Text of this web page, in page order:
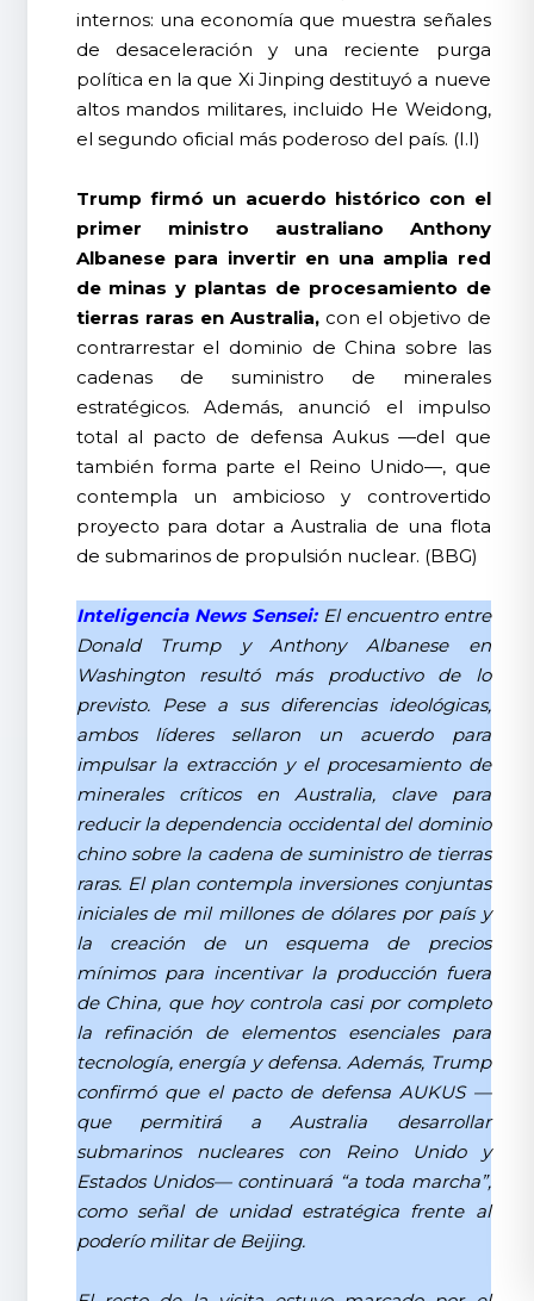
internos: una economía que muestra señales
de desaceleración y una reciente purga
política en la que Xi Jinping destituyó a nueve
altos mandos militares, incluido He Weidong,
el segundo oficial más poderoso del país. (I.I)
Trump firmó un acuerdo histórico con el
primer ministro australiano Anthony
Albanese para invertir en una amplia red
de minas y plantas de procesamiento de
tierras raras en Australia,con el objetivo de
contrarrestar el dominio de China sobre las
cadenas de suministro de minerales
estratégicos. Además, anunció el impulso
total al pacto de defensa Aukus —del que
también forma parte el Reino Unido—, que
contempla un ambicioso y controvertido
proyecto para dotar a Australia de una flota
de submarinos de propulsión nuclear. (BBG)
Inteligencia News Sensei:El encuentro entre
Donald Trump y Anthony Albanese en
Washington resultó más productivo de lo
previsto. Pese a sus diferencias ideológicas,
ambos líderes sellaron un acuerdo para
impulsar la extracción y el procesamiento de
minerales críticos en Australia, clave para
reducir la dependencia occidental del dominio
chino sobre la cadena de suministro de tierras
raras. El plan contempla inversiones conjuntas
iniciales de mil millones de dólares por país y
la creación de un esquema de precios
mínimos para incentivar la producción fuera
de China, que hoy controla casi por completo
la refinación de elementos esenciales para
tecnología, energía y defensa. Además, Trump
confirmó que el pacto de defensa AUKUS —
que permitirá a Australia desarrollar
submarinos nucleares con Reino Unido y
Estados Unidos— continuará “a toda marcha”,
como señal de unidad estratégica frente al
poderío militar de Beijing.